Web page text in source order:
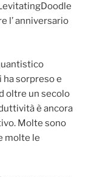
l’ anniversario
sorpreso e
oltre un secolo
è ancora
Molte sono
molte le